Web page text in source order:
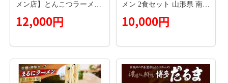
メン店】とんこつラーメン
5食分 セット
12,000円
メン 2食セット 山形県 南陽
市 [1561]
10,000円